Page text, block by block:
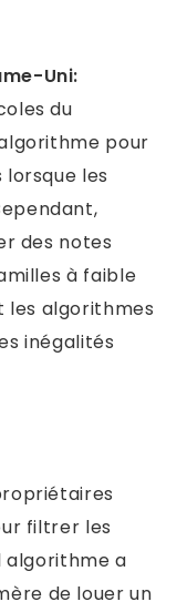
Uni:
du
pour
les
des notes
à faible
algorithmes
inégalités
filtrer les
algorithme a
de louer un